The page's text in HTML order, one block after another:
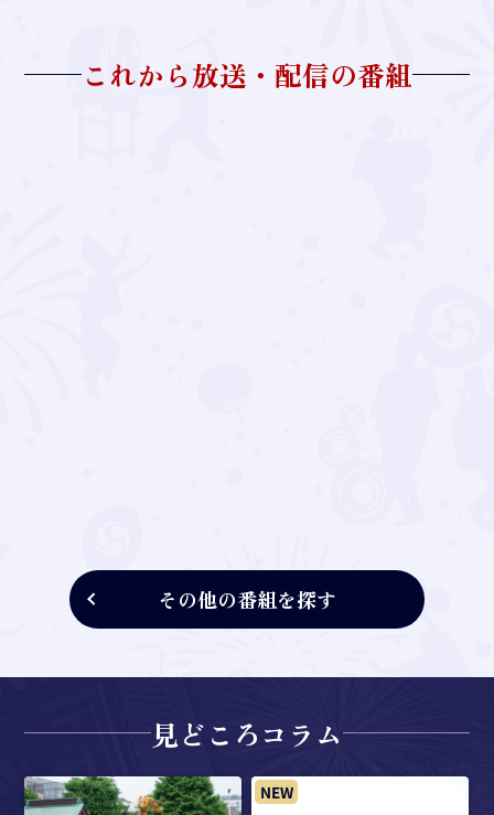
これから放送・配信の番組
その他の番組を探す
見どころコラム